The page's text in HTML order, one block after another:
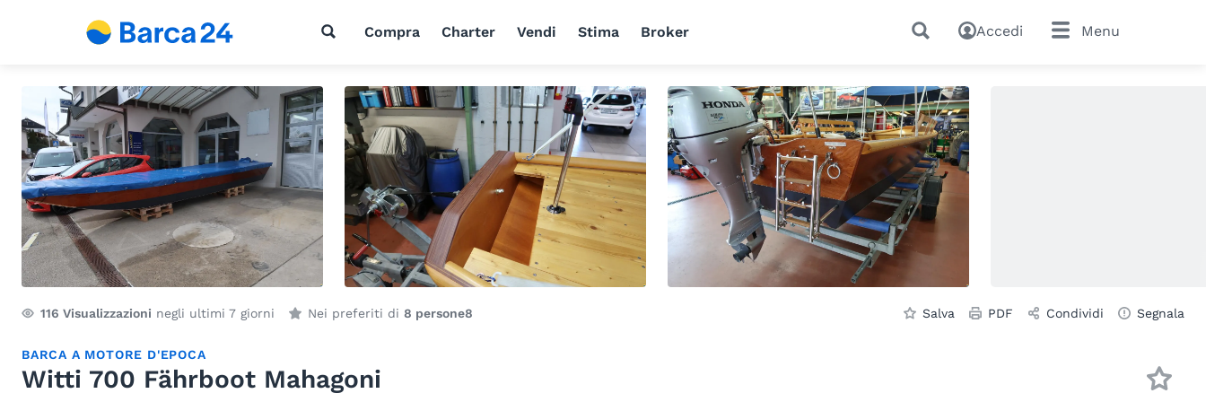
Compra Charter Vendi Stima Broker Accedi Menu
116 Visualizzazioni negli ultimi 7 giorni Nei preferiti di 8 persone8 Salva PDF Condividi Segnala
BARCA A MOTORE D'EPOCA
Witti 700 Fährboot Mahagoni